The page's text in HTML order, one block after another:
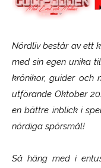
Nördliv består av ett
med sin egen unika
krönikor, guider och
utförande Oktober
en bättre inblick i
nördiga spörsmål!
Så häng med i